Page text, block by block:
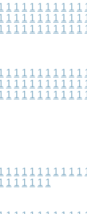
1 1 1 1 1 1 1 1 1 1
1 1 1 1 1 1 1 1 1 1
1 1 1 1 1 1 1 1 1 1
1 1 1 1 1 1 1 1 1 1
1 1 1 1 1 1 1 1 1 1
1 1 1 1 1 1 1 1 1 1
1 1 1 1 1 1 1 1 1 1
1 1 1 1 1 1